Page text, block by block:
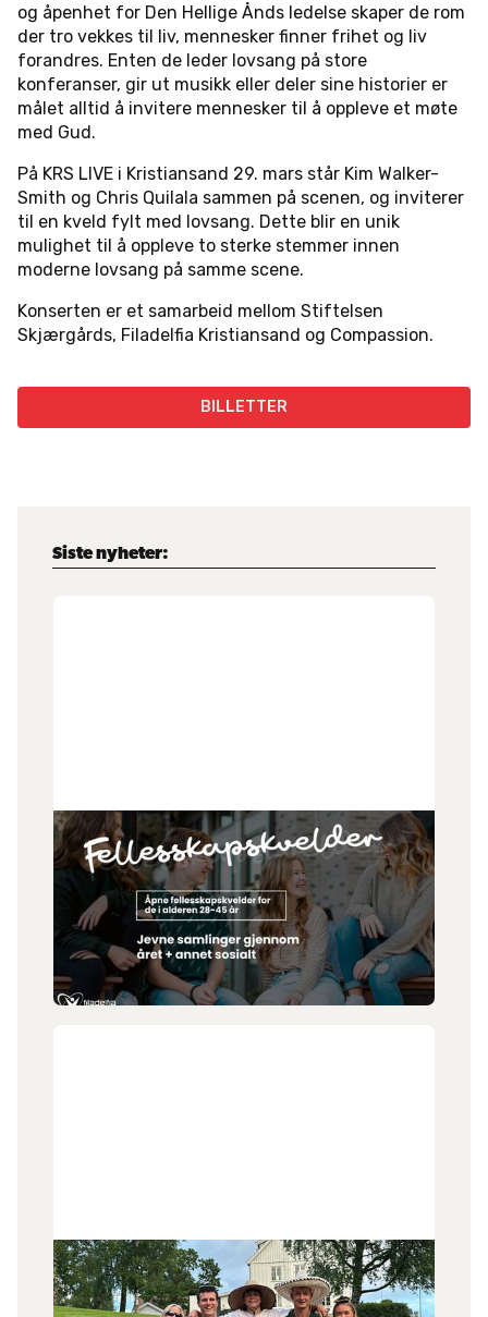
og åpenhet for Den Hellige Ånds ledelse skaper de rom
der tro vekkes til liv, mennesker finner frihet og liv
forandres. Enten de leder lovsang på store
konferanser, gir ut musikk eller deler sine historier er
målet alltid å invitere mennesker til å oppleve et møte
med Gud.
På KRS LIVE i Kristiansand 29. mars står Kim Walker-
Smith og Chris Quilala sammen på scenen, og inviterer
til en kveld fylt med lovsang. Dette blir en unik
mulighet til å oppleve to sterke stemmer innen
moderne lovsang på samme scene.
Konserten er et samarbeid mellom Stiftelsen
Skjærgårds, Filadelfia Kristiansand og Compassion.
BILLETTER
Siste nyheter:
1 .7.2026
Fellesskapskveld 28-45
Er du i alderen 28-45 år? Fellesskapskveld
arrangerer månedlige treff og andre spontane
happenings. Vi er blitt en god gjeng og har plass til
flere!
30. 6.2026
Tilbake i Norge igjen